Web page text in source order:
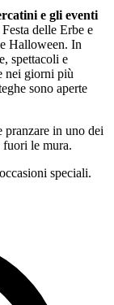
e gli eventi
delle Erbe e
Halloween. In
spettacoli e
nei giorni più
sono aperte
pranzare in uno dei
fuori le mura.
speciali.